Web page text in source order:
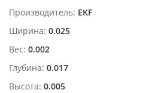
Производитель: EKF
Ширина: 0.025
Вес: 0.002
Глубина: 0.017
Высота: 0.005